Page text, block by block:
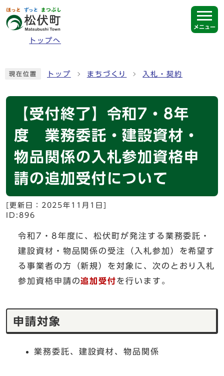
ページの先頭です
トップへ
メニュー
現在位置 トップ まちづくり 入札・契約
【受付終了】令和7・8年
度 業務委託・建設資材・
物品関係の入札参加資格申
請の追加受付について
[更新日： 2025年11月1日
ID:896
令和7・8年度に、松伏町が発注する業務委託・
建設資材・物品関係の受注（入札参加）を希望す
る事業者の方（新規）を対象に、次のとおり入札
参加資格申請の追加受付を行います。
申請対象
業務委託、建設資材、物品関係